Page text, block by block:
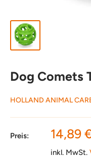
Dog Comets
HOLLAND ANIMAL
Preis: 14,89
inkl. MwSt.